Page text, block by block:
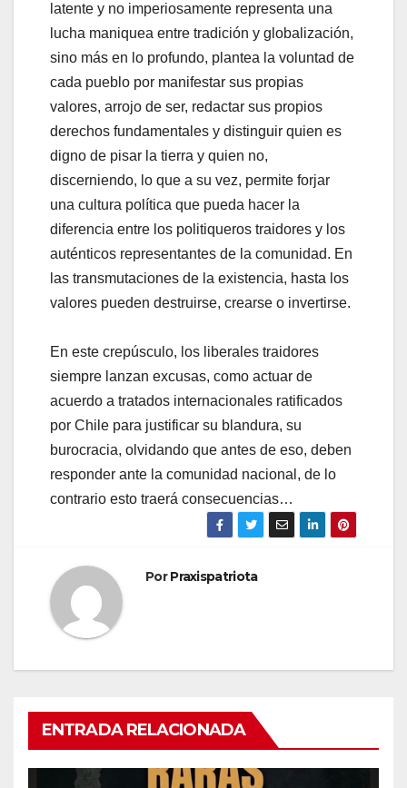
latente y no imperiosamente representa una
lucha maniquea entre tradición y globalización,
sino más en lo profundo, plantea la voluntad de
cada pueblo por manifestar sus propias
valores, arrojo de ser, redactar sus propios
derechos fundamentales y distinguir quien es
digno de pisar la tierra y quien no,
discerniendo, lo que a su vez, permite forjar
una cultura política que pueda hacer la
diferencia entre los politiqueros traidores y los
auténticos representantes de la comunidad. En
las transmutaciones de la existencia, hasta los
valores pueden destruirse, crearse o invertirse.
En este crepúsculo, los liberales traidores
siempre lanzan excusas, como actuar de
acuerdo a tratados internacionales ratificados
por Chile para justificar su blandura, su
burocracia, olvidando que antes de eso, deben
responder ante la comunidad nacional, de lo
contrario esto traerá consecuencias…
PorPraxispatriota
ENTRADA RELACIONADA